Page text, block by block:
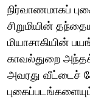
நிர்வாணமாகப்
சிறுமியின்
மியாசாகியின்
காவல்துறை
அவரது வீட்டைச்